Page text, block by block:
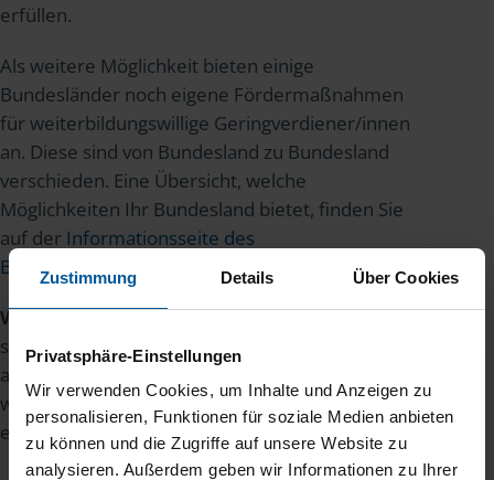
Zustimmung Details Über Cookies
Privatsphäre-Einstellungen
Wir verwenden Cookies, um Inhalte und Anzeigen zu
personalisieren, Funktionen für soziale Medien anbieten
zu können und die Zugriffe auf unsere Website zu
analysieren. Außerdem geben wir Informationen zu Ihrer
erfüllen.
Als weitere Möglichkeit bieten einige
Bundesländer noch eigene Fördermaßnahmen
für weiterbildungswillige Geringverdiener/innen
an. Diese sind von Bundesland zu Bundesland
verschieden. Eine Übersicht, welche
Möglichkeiten Ihr Bundesland bietet, finden Sie
auf der Informationsseite des
Bildungsministeriums
Wichtig:Sie können nur Kosten absetzen, die Sie
selbst gezahlt haben. Alle Kosten, die Ihnen von
anderer Seite – wie der Arbeitsagentur – erstattet
wurden, dürfen Sie nicht in die Steuererklärung
eintragen.